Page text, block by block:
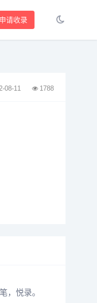
申请收录
08-11 1788
，悦录。